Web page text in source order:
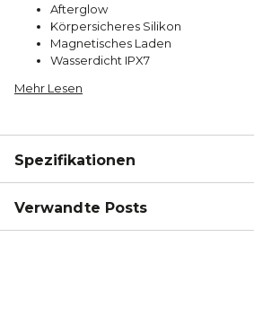
Afterglow
Körpersicheres Silikon
Magnetisches Laden
Wasserdicht IPX7
Mehr Lesen
Spezifikationen
Verwandte Posts